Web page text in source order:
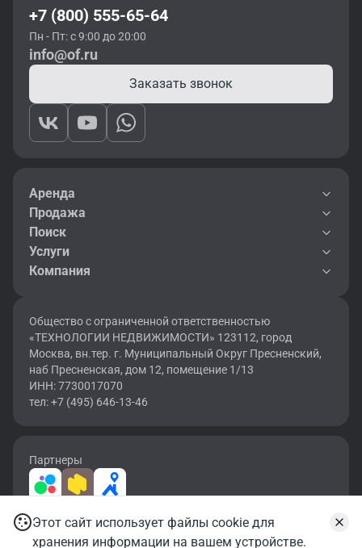
Записаться на просмотр
+7 (800) 555-65-64
Пн - Пт: с 9:00 до 20:00
info@of.ru
Заказать звонок
Аренда
Продажа
Поиск
Услуги
Компания
Общество с ограниченной ответственностью
«ТЕХНОЛОГИИ НЕДВИЖИМОСТИ» 123112, город
Москва, вн.тер. г. Муниципальный Округ Пресненский,
наб Пресненская, дом 12, помещение 1/13
ИНН: 7730017070
тел: +7 (495) 646-13-46
Партнеры
2026 © OF.RU | Все права защищены.
Карта сайтаУсловия использования
Этот сайт использует файлы cookie для
хранения информации на вашем устройстве.